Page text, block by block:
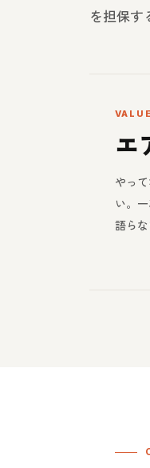
を担保す
エ
やっ
い。
語ら